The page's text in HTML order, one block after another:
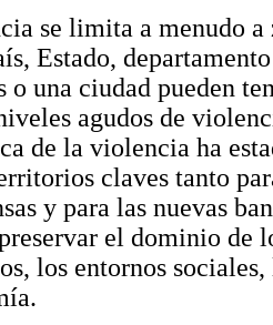
se limita a menudo a
Estado,
o una ciudad pueden
agudos de
de la violencia ha
claves tanto
y para las nuevas
el dominio de
los entornos